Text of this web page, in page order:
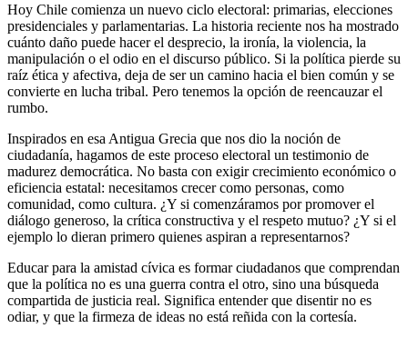
Hoy Chile comienza un nuevo ciclo electoral: primarias, elecciones
presidenciales y parlamentarias. La historia reciente nos ha mostrado
cuánto daño puede hacer el desprecio, la ironía, la violencia, la
manipulación o el odio en el discurso público. Si la política pierde su
raíz ética y afectiva, deja de ser un camino hacia el bien común y se
convierte en lucha tribal. Pero tenemos la opción de reencauzar el
rumbo.
Inspirados en esa Antigua Grecia que nos dio la noción de
ciudadanía, hagamos de este proceso electoral un testimonio de
madurez democrática. No basta con exigir crecimiento económico o
eficiencia estatal: necesitamos crecer como personas, como
comunidad, como cultura. ¿Y si comenzáramos por promover el
diálogo generoso, la crítica constructiva y el respeto mutuo? ¿Y si el
ejemplo lo dieran primero quienes aspiran a representarnos?
Educar para la amistad cívica es formar ciudadanos que comprendan
que la política no es una guerra contra el otro, sino una búsqueda
compartida de justicia real. Significa entender que disentir no es
odiar, y que la firmeza de ideas no está reñida con la cortesía.